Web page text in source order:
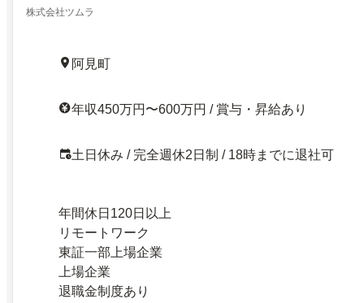
株式会社ツムラ
阿見町
年収450万円〜600万円 / 賞与・昇給あり
土日休み / 完全週休2日制 / 18時までに退社可
年間休日120日以上
リモートワーク
東証一部上場企業
上場企業
退職金制度あり